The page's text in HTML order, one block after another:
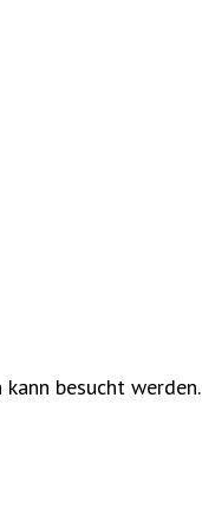
besucht werden.